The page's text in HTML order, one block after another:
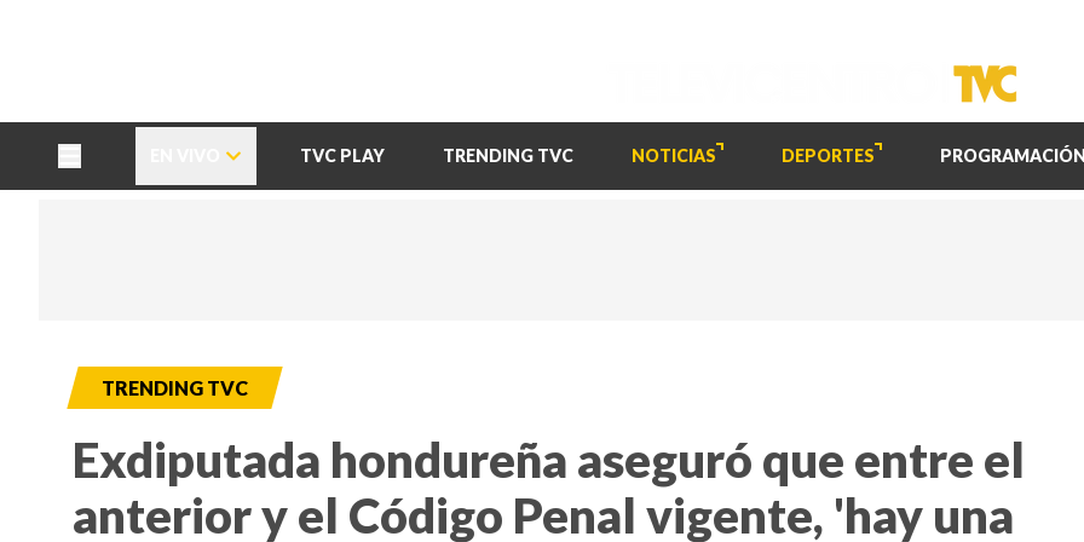
TVC PLAY TRENDING TVC NOTICIAS DEPORTES PROGRAMACIÓN
TRENDING TVC
Exdiputada hondureña aseguró que entre el
anterior y el Código Penal vigente, 'hay una